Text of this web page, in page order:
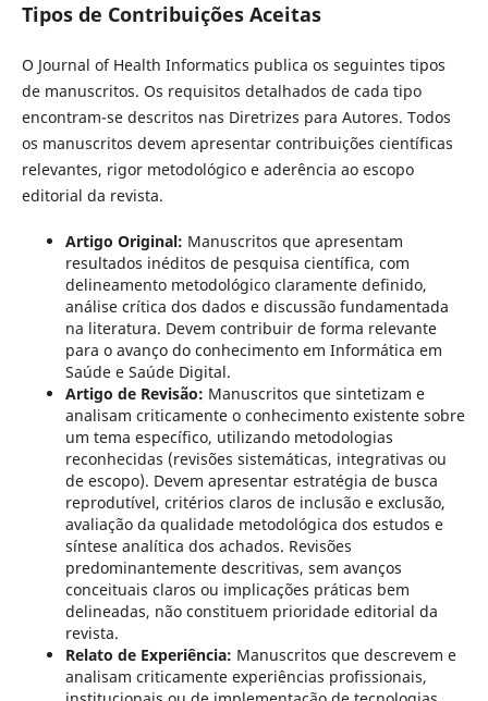
Tipos de Contribuições Aceitas
O Journal of Health Informatics publica os seguintes tipos
de manuscritos. Os requisitos detalhados de cada tipo
encontram-se descritos nas Diretrizes para Autores. Todos
os manuscritos devem apresentar contribuições científicas
relevantes, rigor metodológico e aderência ao escopo
editorial da revista.
Artigo Original: Manuscritos que apresentam
resultados inéditos de pesquisa científica, com
delineamento metodológico claramente definido,
análise crítica dos dados e discussão fundamentada
na literatura. Devem contribuir de forma relevante
para o avanço do conhecimento em Informática em
Saúde e Saúde Digital.
Artigo de Revisão: Manuscritos que sintetizam e
analisam criticamente o conhecimento existente sobre
um tema específico, utilizando metodologias
reconhecidas (revisões sistemáticas, integrativas ou
de escopo). Devem apresentar estratégia de busca
reprodutível, critérios claros de inclusão e exclusão,
avaliação da qualidade metodológica dos estudos e
síntese analítica dos achados. Revisões
predominantemente descritivas, sem avanços
conceituais claros ou implicações práticas bem
delineadas, não constituem prioridade editorial da
revista.
Relato de Experiência: Manuscritos que descrevem e
analisam criticamente experiências profissionais,